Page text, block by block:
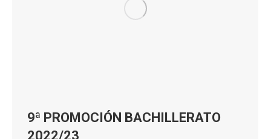
9ª PROMOCIÓN BACHILLERATO
2022/23